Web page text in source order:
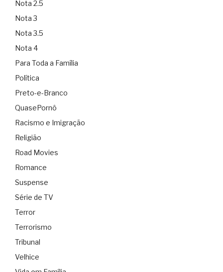
Nota 2.5
Nota 3
Nota 3.5
Nota 4
Para Toda a Família
Política
Preto-e-Branco
QuasePornô
Racismo e Imigração
Religião
Road Movies
Romance
Suspense
Série de TV
Terror
Terrorismo
Tribunal
Velhice